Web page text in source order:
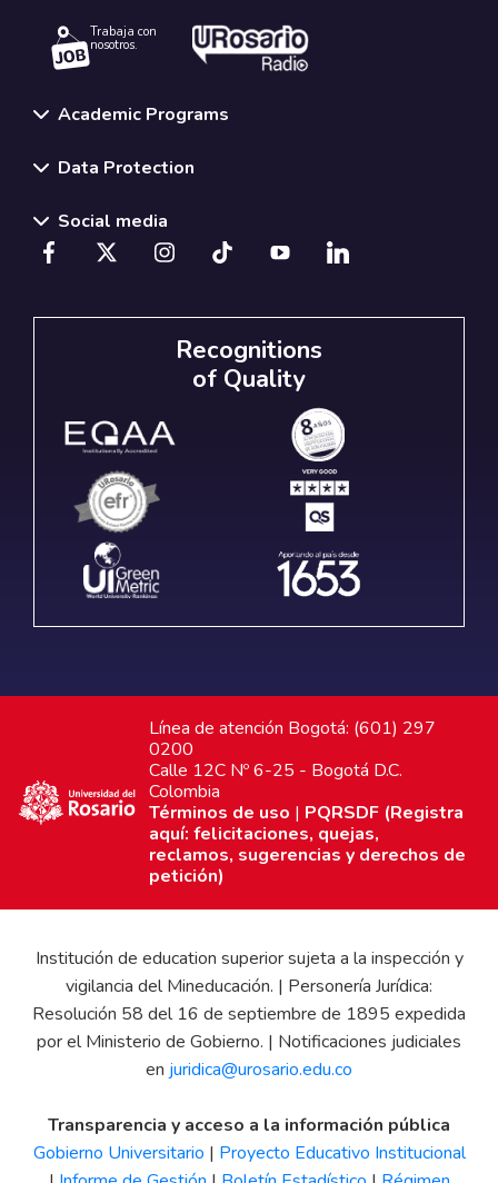
Trabaja con
nosotros.
Academic Programs
Data Protection
Social media
Recognitions
of Quality
Línea de atención Bogotá: (601) 297
0200
Calle 12C Nº 6-25 - Bogotá D.C.
Colombia
Términos de uso | PQRSDF (Registra
aquí: felicitaciones, quejas,
reclamos, sugerencias y derechos de
petición)
Institución de education superior sujeta a la inspección y
vigilancia del Mineducación. | Personería Jurídica:
Resolución 58 del 16 de septiembre de 1895 expedida
por el Ministerio de Gobierno. | Notificaciones judiciales
en juridica@urosario.edu.co
Transparencia y acceso a la información pública
Gobierno Universitario | Proyecto Educativo Institucional